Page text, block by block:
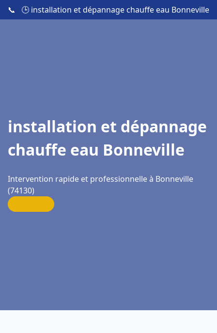
📞 🕒 installation et dépannage chauffe eau Bonneville
installation et dépannage
chauffe eau Bonneville
Intervention rapide et professionnelle à Bonneville
(74130)